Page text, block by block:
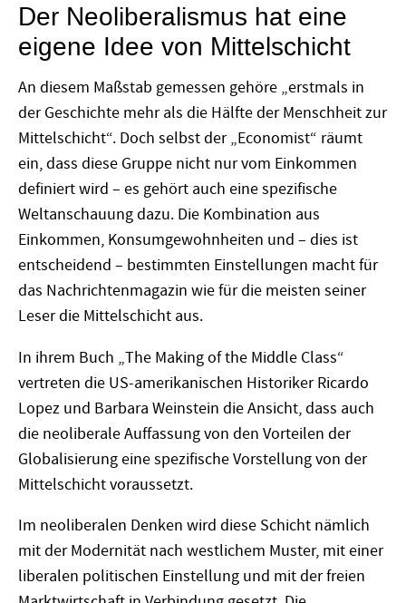
Der Neoliberalismus hat eine
eigene Idee von Mittelschicht
An diesem Maßstab gemessen gehöre „erstmals in
der Geschichte mehr als die Hälfte der Menschheit zur
Mittelschicht“. Doch selbst der „Economist“ räumt
ein, dass diese Gruppe nicht nur vom Einkommen
definiert wird – es gehört auch eine spezifische
Weltanschauung dazu. Die Kombination aus
Einkommen, Konsumgewohnheiten und – dies ist
entscheidend – bestimmten Einstellungen macht für
das Nachrichtenmagazin wie für die meisten seiner
Leser die Mittelschicht aus.
In ihrem Buch „The Making of the Middle Class“
vertreten die US-amerikanischen Historiker Ricardo
Lopez und Barbara Weinstein die Ansicht, dass auch
die neoliberale Auffassung von den Vorteilen der
Globalisierung eine spezifische Vorstellung von der
Mittelschicht voraussetzt.
Im neoliberalen Denken wird diese Schicht nämlich
mit der Modernität nach westlichem Muster, mit einer
liberalen politischen Einstellung und mit der freien